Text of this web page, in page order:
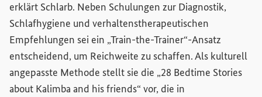
erklärt Schlarb. Neben Schulungen zur Diagnostik,
Schlafhygiene und verhaltenstherapeutischen
Empfehlungen sei ein „Train-the-Trainer“-Ansatz
entscheidend, um Reichweite zu schaffen. Als kulturell
angepasste Methode stellt sie die „28 Bedtime Stories
about Kalimba and his friends“ vor, die in